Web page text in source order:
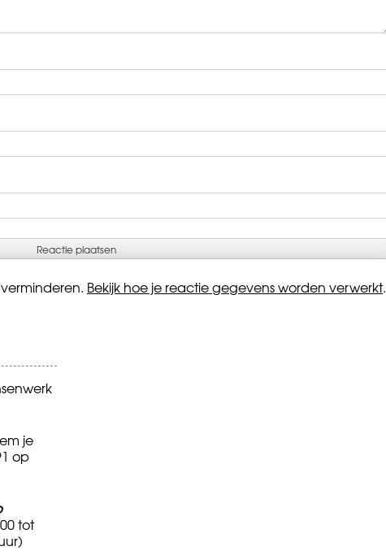
Bekijk hoe je reactie gegevens worden verwerkt.
je
op
tot